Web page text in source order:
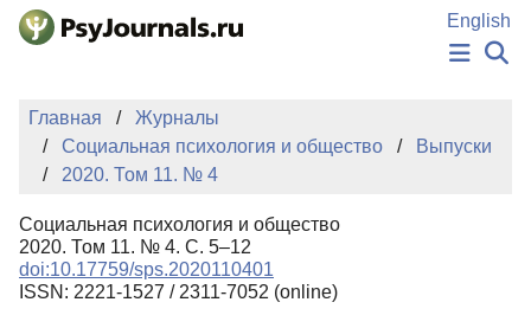
Перейти к основному содержанию
English
НОВОСТИ
ИЗДАНИЯ
БАЗА ЗНАНИЙ
КЛЮЧЕВЫЕ СЛОВА
Регистрация
Главная
Журналы
Социальная психология и общество
Выпуски
2020. Том 11. № 4
Социальная психология и общество
2020. Том 11. № 4. С. 5–12
doi:10.17759/sps.2020110401
ISSN: 2221-1527 / 2311-7052 (online)